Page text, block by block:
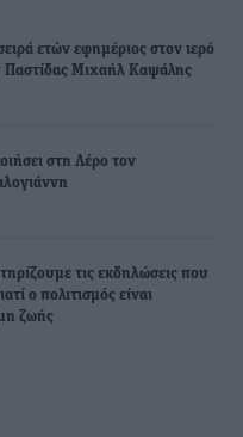
ετών εφημέριος στον ιερό
Παστίδας Μιχαήλ Καψάλης
στη Λέρο τον
τις εκδηλώσεις που
ο πολιτισμός είναι
ζωής